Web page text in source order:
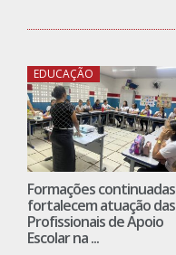
Formações continuadas
fortalecem atuação das
Profissionais de Apoio
Escolar na ...
OUTROS
SERVIÇOS